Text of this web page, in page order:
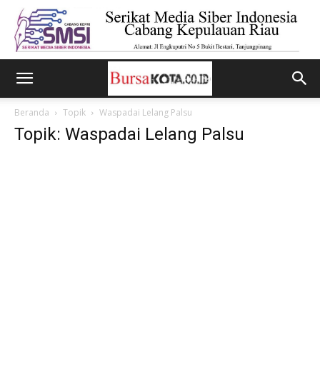
Beranda Topik Waspadai Lelang Palsu
Topik: Waspadai Lelang Palsu